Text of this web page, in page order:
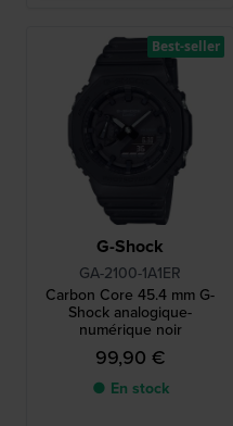
G-Shock
GA-2100-1A1ER
Carbon Core 45.4 mm G-
Shock analogique-
numérique noir
99,90 €
● En stock
Best-seller